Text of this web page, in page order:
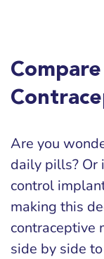
Are you
daily pills? Or
control
making this
contraceptive
side by side